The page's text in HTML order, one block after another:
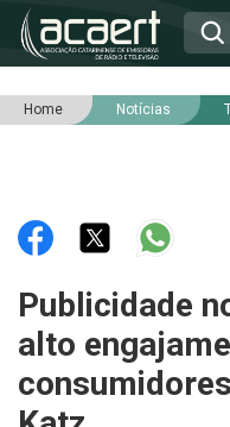
HOME
RNA
NOTÍCIAS
SERVIÇOS
INTEGRIDADE
Home Notícias
Publicidade
alto